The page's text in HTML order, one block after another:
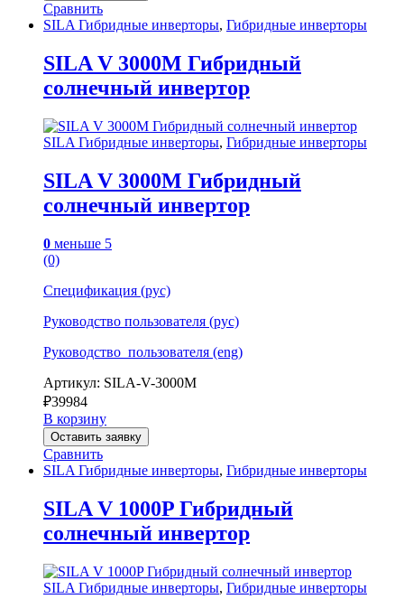
Сравнить
SILA Гибридные инверторы, Гибридные инверторы
SILA V 3000M Гибридный
солнечный инвертор
SILA Гибридные инверторы, Гибридные инверторы
SILA V 3000M Гибридный
солнечный инвертор
0 меньше 5
(0)
Спецификация (рус)
Руководство пользователя (рус)
Руководство_пользователя (eng)
Артикул: SILA-V-3000M
₽39984
В корзину
Оставить заявку
Сравнить
SILA Гибридные инверторы, Гибридные инверторы
SILA V 1000P Гибридный
солнечный инвертор
SILA Гибридные инверторы, Гибридные инверторы